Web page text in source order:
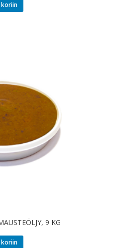
koriin
9 KG
koriin